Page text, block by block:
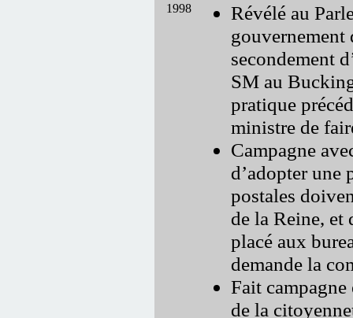
1998
Révélé au
gouvernement
secondement
SM au
pratique
ministre de
Campagne
d’adopter une
postales
de la Reine, et
placé aux
demande la
Fait
de la